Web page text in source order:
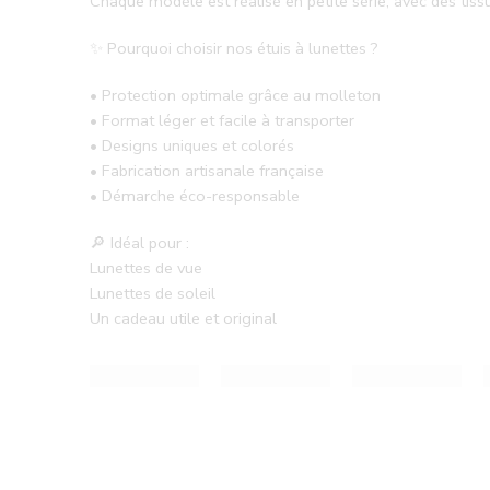
✨ Pourquoi choisir nos étuis à lunettes ?
• Protection optimale grâce au molleton
• Format léger et facile à transporter
• Designs uniques et colorés
• Fabrication artisanale française
• Démarche éco-responsable
🔎 Idéal pour :
Lunettes de vue
Lunettes de soleil
Un cadeau utile et original